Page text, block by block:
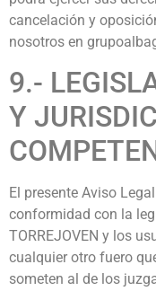
cancelación y
nosotros en
9.-
Y
El presente Aviso
conformidad con la
TORREJOVEN y los
cualquier otro fuero
someten al de los